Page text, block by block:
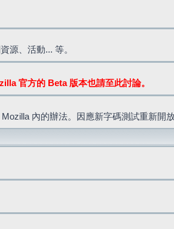
源、活動... 等。
官方的 Beta 版本也請至此討論。
內的辦法。因應新字碼測試重新開放